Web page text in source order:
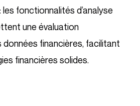
les fonctionnalités d’analyse
une évaluation
financières, facilitant
financières solides.